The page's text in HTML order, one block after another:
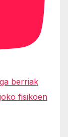
berriak
fisikoen